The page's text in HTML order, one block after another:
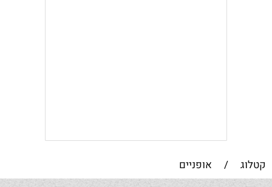
קטלוג / אופניים